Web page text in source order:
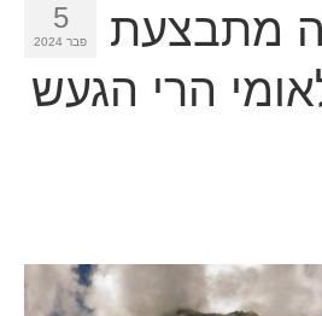
5
פבר 2024
מתבצעת
הרי הגעש